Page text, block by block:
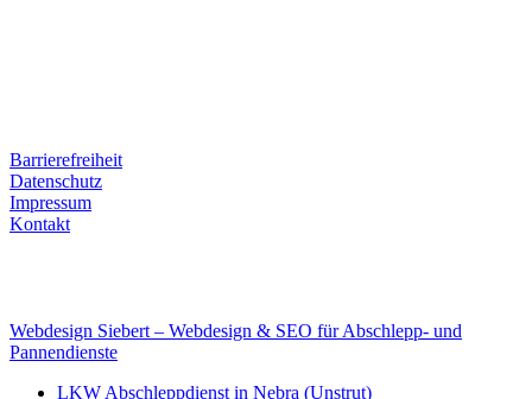
Barrierefreiheit
Datenschutz
Impressum
Kontakt
Webdesign Siebert – Webdesign & SEO für Abschlepp- und
Pannendienste
LKW Abschleppdienst in Nebra (Unstrut)